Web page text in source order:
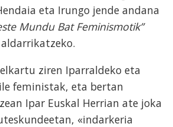
eta Irungo jende andana
Mundu Bat Feminismotik”
ziren Iparraldeko eta
feministak, eta bertan
Ipar Euskal Herrian ate joka
«indarkeria